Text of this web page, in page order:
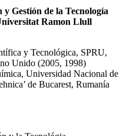
Gestión de la Tecnología
Ramon Llull
y Tecnológica, SPRU,
Unido (2005, 1998)
Universidad Nacional de
de Bucarest, Rumanía